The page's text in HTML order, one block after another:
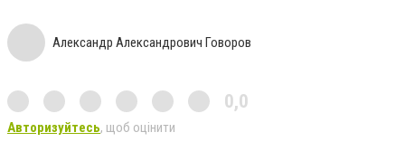
Александр Александрович Говоров
0,0
Авторизуйтесь, щоб оцінити